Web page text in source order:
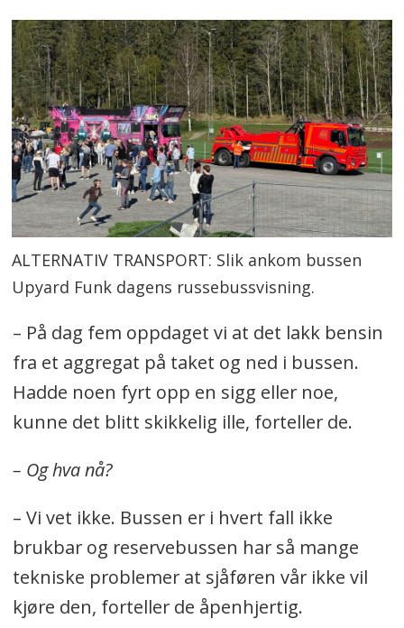
ALTERNATIV TRANSPORT: Slik ankom bussen
Upyard Funk dagens russebussvisning.
– På dag fem oppdaget vi at det lakk bensin
fra et aggregat på taket og ned i bussen.
Hadde noen fyrt opp en sigg eller noe,
kunne det blitt skikkelig ille, forteller de.
– Og hva nå?
– Vi vet ikke. Bussen er i hvert fall ikke
brukbar og reservebussen har så mange
tekniske problemer at sjåføren vår ikke vil
kjøre den, forteller de åpenhjertig.